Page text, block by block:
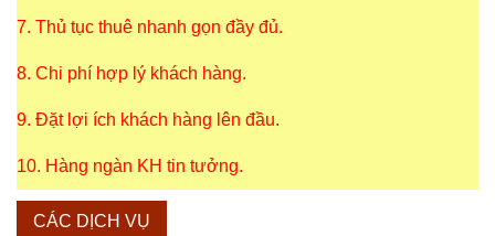
7. Thủ tục thuê nhanh gọn đầy đủ.
8. Chi phí hợp lý khách hàng.
9. Đặt lợi ích khách hàng lên đầu.
10. Hàng ngàn KH tin tưởng.
CÁC DỊCH VỤ